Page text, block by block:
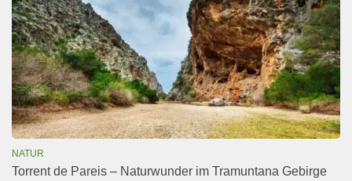
NATUR
Torrent de Pareis – Naturwunder im Tramuntana Gebirge